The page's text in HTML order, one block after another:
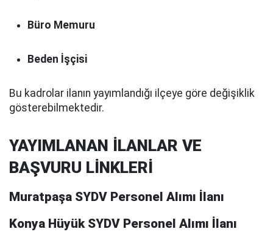
Büro Memuru
Beden İşçisi
Bu kadrolar ilanın yayımlandığı ilçeye göre değişiklik
gösterebilmektedir.
YAYIMLANAN İLANLAR VE
BAŞVURU LİNKLERİ
Muratpaşa SYDV Personel Alımı İlanı
Konya Hüyük SYDV Personel Alımı İlanı